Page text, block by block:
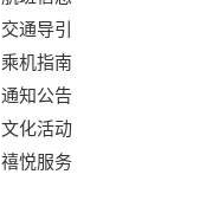
交通导引
乘机指南
通知公告
文化活动
禧悦服务